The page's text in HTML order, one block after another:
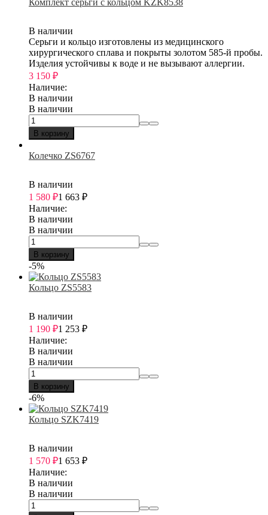
Комплект серьги с кольцом KZK8538
В наличии
Серьги и кольцо изготовлены из медицинского
хирургического сплава и покрыты золотом 585-й пробы.
Изделия устойчивы к воде и не вызывают аллергии.
3 150 ₽
Наличие:
В наличии
В наличии
В корзину
Колечко ZS6767
В наличии
1 580 ₽1 663 ₽
Наличие:
В наличии
В наличии
В корзину
-5%
Кольцо ZS5583
В наличии
1 190 ₽1 253 ₽
Наличие:
В наличии
В наличии
В корзину
-6%
Кольцо SZK7419
В наличии
1 570 ₽1 653 ₽
Наличие:
В наличии
В наличии